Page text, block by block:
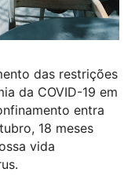
das restrições
da COVID-19 em
entra
18 meses
vida